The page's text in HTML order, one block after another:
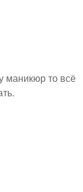
маникюр то всё